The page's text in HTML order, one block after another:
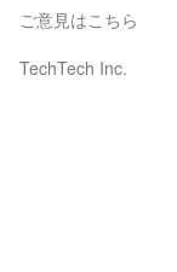
ご意見はこちら
TechTech Inc.